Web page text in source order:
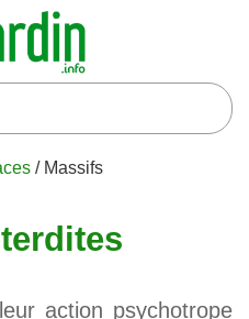
/ Massifs
action psychotrope